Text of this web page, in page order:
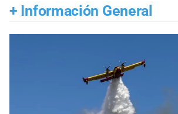
+ Información General